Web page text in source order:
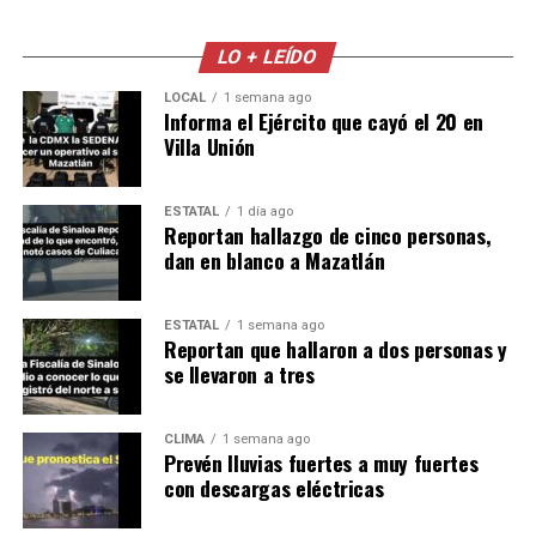
LO + LEÍDO
LOCAL 1 semana ago
Informa el Ejército que cayó el 20 en
Villa Unión
ESTATAL 1 día ago
Reportan hallazgo de cinco personas,
dan en blanco a Mazatlán
ESTATAL 1 semana ago
Reportan que hallaron a dos personas y
se llevaron a tres
CLIMA 1 semana ago
Prevén lluvias fuertes a muy fuertes
con descargas eléctricas